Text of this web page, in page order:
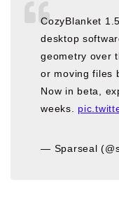
CozyBlanket
desktop
geometry over
or moving files
Now in beta,
weeks.
— Sparseal